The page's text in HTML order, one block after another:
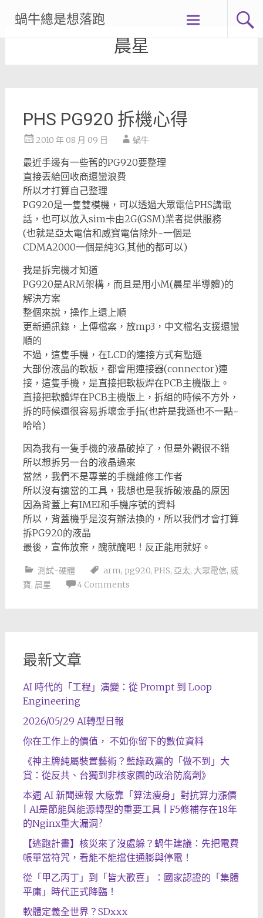
content
蝸牛總是想落跑
晨星
PHS PG920 拆機心得
2010 年 08 月 09 日 蝸牛
最近手邊有一些舊的PG920要整理
直接丟給回收商還蠻浪費
所以才打算自己整理
PG920是一隻雙模機，可以透過大眾電信PHS講電
話，也可以放入sim卡由2G(GSM)業者提供服務
(也就是亞太電信和威寶電信除外~一個是
CDMA2000一個是純3G,其他的都可以)
我是拆完機才知道
PG920是ARM架構，而且是用小M(晨星半導體)的
解決方案
整個來說，操作上還上順
更新通訊錄，上傳檔案，放mp3，中文檔名支援還蠻
順的
不過，這隻手機，在LCD的連接方式有點遜
大部份液晶的軟板，都會用連接器(connector)連
接，這隻手機，是直接把軟板焊在PCB主機版上。
直接把軟體焊在PCB主機版上，拆組的時候不方外，
拆的時候還很容易拆壞金手指(也許是我遜也不一點~
哈哈)
因為我有一隻手機的液晶破掉了，但是外觀很不錯
所以想拆另一台的液晶過來
當然，我們不是專業的手機維修工作者
所以沒有適當的工具，我想也是我拆破液晶的原因
因為背蓋上有IMEI和手機序號的資料
所以，背蓋機乎是沒有辦法換的，所以我們才會打算
拆PG920的液晶
最後，宣佈放棄，醜就醜吧！反正能用就好。
測試-硬體 arm, pg920, PHS, 亞太, 大眾電信, 威
寶, 晨星 4 Comments
最新文章
AI 時代的「工程」演變：從 Prompt 到 Loop
Engineering
2026/05/29 AI轉型日報
你在工作上的價值， 不如你留下的數位資料
《神主牌純屬裝置藝術？藍綠政黨的「做不到」大
賞：從反共、台獨到非核家園的政治防腐劑》
本週 AI 新聞速報 大廠靠「算法瘦身」對抗算力漲價
| AI是節能與能源轉型的重要工具 | F5修補存在18年
的Nginx重大漏洞?
【逃跑計畫】核災來了沒處躲？蝸牛建議：先把電費
帳單當符咒，看能不能擋住通膨與停電！
從「甲乙丙丁」到「皆大歡喜」：國家認證的「集體
平庸」時代正式降臨！
軟體定義全世界？SDxxx